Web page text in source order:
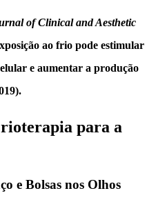
of Clinical and Aesthetic
ao frio pode estimular
e aumentar a produção
para a
e Bolsas nos Olhos